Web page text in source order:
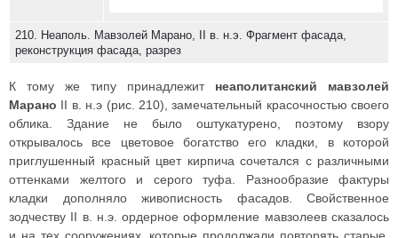
210. Неаполь. Мавзолей Марано, II в. н.э. Фрагмент фасада,
реконструкция фасада, разрез
К тому же типу принадлежит неаполитанский мавзолей
Марано II в. н.э (рис. 210), замечательный красочностью своего
облика. Здание не было оштукатурено, поэтому взору
открывалось все цветовое богатство его кладки, в которой
приглушенный красный цвет кирпича сочетался с различными
оттенками желтого и серого туфа. Разнообразие фактуры
кладки дополняло живописность фасадов. Свойственное
зодчеству II в. н.э. ордерное оформление мавзолеев сказалось